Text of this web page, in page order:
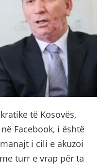
të Kosovës,
Facebook, i është
i cili e akuzoi
turr e vrap për ta